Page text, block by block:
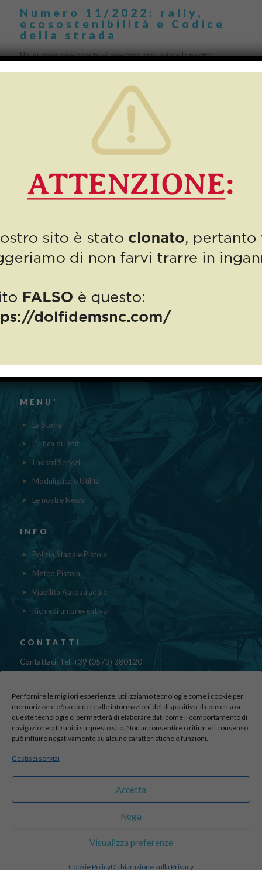
Per fornire le migliori esperienze, utilizziamo tecnologie come i cookie per
memorizzare e/o accedere alle informazioni del dispositivo. Il consenso a
queste tecnologie ci permetterà di elaborare dati come il comportamento di
navigazione o ID unici su questo sito. Non acconsentire o ritirare il consenso
può influire negativamente su alcune caratteristiche e funzioni.
Gestisci servizi
Accetta
Nega
Visualizza preferenze
Cookie PolicyDichiarazione sulla Privacy
Numero 11/2022: rally,
ecosostenibilità e Codice
della strada
Nel numero precedente vi avevamo annunciato la nostra
PUBBLICAZIONE AIUTI DI STATO
MENU’
La Storia
L' Etica di Dolfi
I nostri Servizi
Modulistica e Utilità
Le nostre News
INFO
Polizia Stadale Pistoia
Meteo Pistoia
Viabilità Autostradale
Richiedi un preventivo
CONTATTI
Contattaci: Tel: +39 (0573) 380120
Fax: 39 (0573) 985420
Via di Canapale, 10
51100 PISTOIA
Find us here:
sito realizzato da
Reserved | Credits